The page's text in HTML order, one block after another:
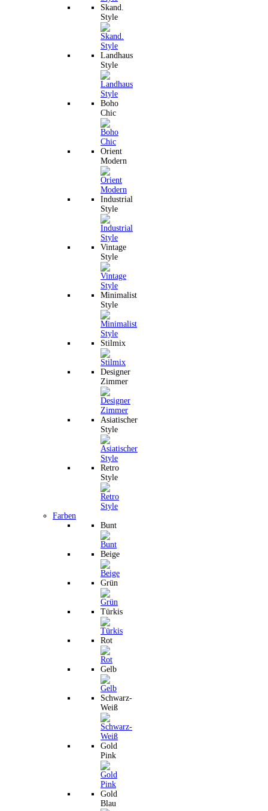
Skand.
Style
Landhaus
Style
Boho
Chic
Orient
Modern
Industrial
Style
Vintage
Style
Minimalist
Style
Stilmix
Designer
Zimmer
Asiatischer
Style
Retro
Style
Farben
Bunt
Beige
Grün
Türkis
Rot
Gelb
Schwarz-
Weiß
Gold
Pink
Gold
Blau